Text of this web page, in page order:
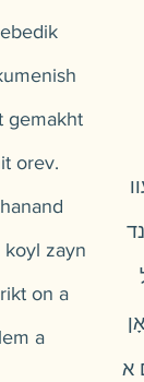
gemakht
orev.
zayn
on a
a
א